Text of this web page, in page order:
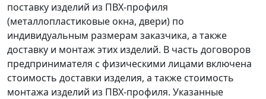
поставку изделий из ПВХ-профиля
(металлопластиковые окна, двери) по
индивидуальным размерам заказчика, а также
доставку и монтаж этих изделий. В часть договоров
предпринимателя с физическими лицами включена
стоимость доставки изделия, а также стоимость
монтажа изделий из ПВХ-профиля. Указанные